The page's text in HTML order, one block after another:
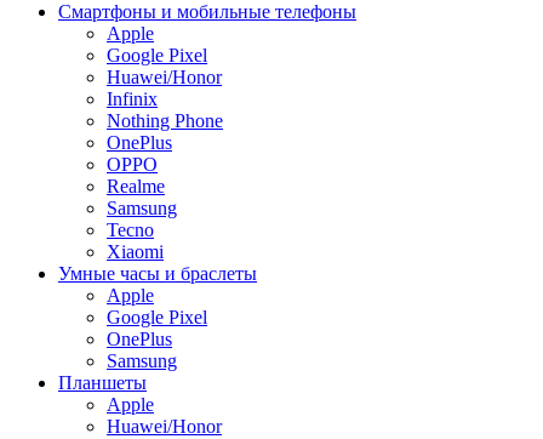
Смартфоны и мобильные телефоны
Apple
Google Pixel
Huawei/Honor
Infinix
Nothing Phone
OnePlus
OPPO
Realme
Samsung
Tecno
Xiaomi
Умные часы и браслеты
Apple
Google Pixel
OnePlus
Samsung
Планшеты
Apple
Huawei/Honor